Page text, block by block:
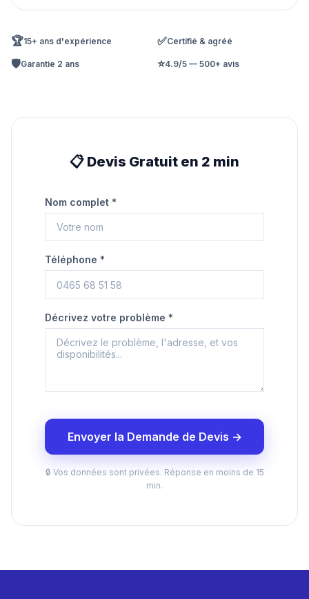
🏆15+ ans d'expérience ✅Certifié & agréé
🛡️Garantie 2 ans ⭐4.9/5 — 500+ avis
📋 Devis Gratuit en 2 min
Nom complet *
Téléphone *
Décrivez votre problème *
Envoyer la Demande de Devis →
🔒 Vos données sont privées. Réponse en moins de 15
min.